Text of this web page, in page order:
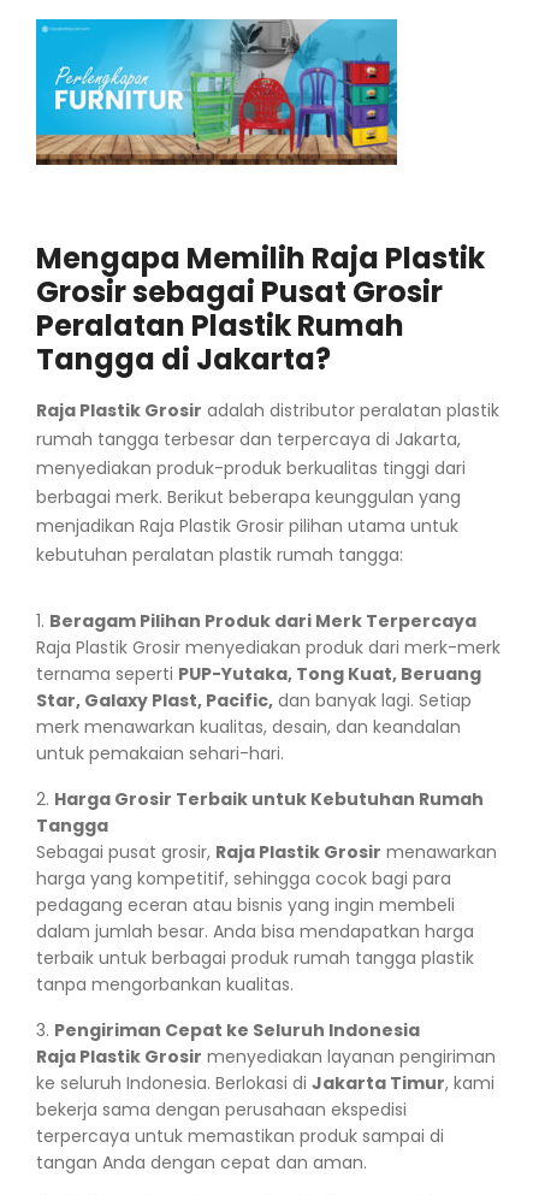
Mengapa Memilih Raja Plastik
Grosir sebagai Pusat Grosir
Peralatan Plastik Rumah
Tangga di Jakarta?
Raja Plastik Grosir adalah distributor peralatan plastik
rumah tangga terbesar dan terpercaya di Jakarta,
menyediakan produk-produk berkualitas tinggi dari
berbagai merk. Berikut beberapa keunggulan yang
menjadikan Raja Plastik Grosir pilihan utama untuk
kebutuhan peralatan plastik rumah tangga:
Beragam Pilihan Produk dari Merk Terpercaya
Raja Plastik Grosir menyediakan produk dari merk-merk
ternama seperti PUP-Yutaka, Tong Kuat, Beruang
Star, Galaxy Plast, Pacific, dan banyak lagi. Setiap
merk menawarkan kualitas, desain, dan keandalan
untuk pemakaian sehari-hari.
Harga Grosir Terbaik untuk Kebutuhan Rumah
Tangga
Sebagai pusat grosir, Raja Plastik Grosir menawarkan
harga yang kompetitif, sehingga cocok bagi para
pedagang eceran atau bisnis yang ingin membeli
dalam jumlah besar. Anda bisa mendapatkan harga
terbaik untuk berbagai produk rumah tangga plastik
tanpa mengorbankan kualitas.
Pengiriman Cepat ke Seluruh Indonesia
Raja Plastik Grosir menyediakan layanan pengiriman
ke seluruh Indonesia. Berlokasi di Jakarta Timur, kami
bekerja sama dengan perusahaan ekspedisi
terpercaya untuk memastikan produk sampai di
tangan Anda dengan cepat dan aman.